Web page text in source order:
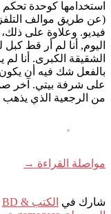
(عن طريق موالف
فيديو. وعلاوة على
بالفعل شك فيه أن
على شرفة بيتي. آخر
من الرجعية الذي
مواصلة القراءة →
شارك في الكتب & BD